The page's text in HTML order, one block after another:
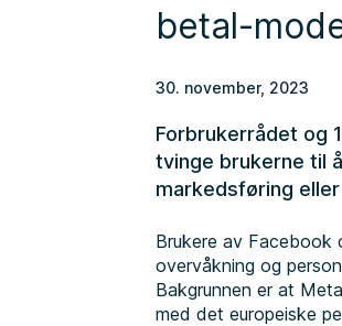
betal-
30. november, 2023
Forbrukerrådet og
tvinge brukerne til
markedsføring
Brukere av Facebook
overvåkning og
Bakgrunnen er at
med det europeiske